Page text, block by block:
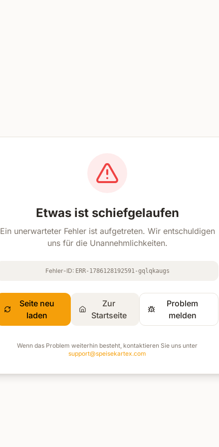
Etwas ist schiefgelaufen
Ein unerwarteter Fehler ist aufgetreten. Wir entschuldigen
uns für die Unannehmlichkeiten.
Fehler-ID: ERR-1786128192591-gqlqkaugs
Seite neu
laden
Zur
Startseite
Problem
melden
Wenn das Problem weiterhin besteht, kontaktieren Sie uns unter
support@speisekartex.com